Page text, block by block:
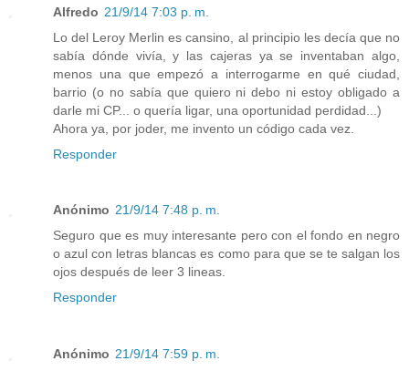
Alfredo 21/9/14 7:03 p. m.
Lo del Leroy Merlin es cansino, al principio les decía que no
sabía dónde vivía, y las cajeras ya se inventaban algo,
menos una que empezó a interrogarme en qué ciudad,
barrio (o no sabía que quiero ni debo ni estoy obligado a
darle mi CP... o quería ligar, una oportunidad perdidad...)
Ahora ya, por joder, me invento un código cada vez.
Responder
Anónimo 21/9/14 7:48 p. m.
Seguro que es muy interesante pero con el fondo en negro
o azul con letras blancas es como para que se te salgan los
ojos después de leer 3 lineas.
Responder
Anónimo 21/9/14 7:59 p. m.